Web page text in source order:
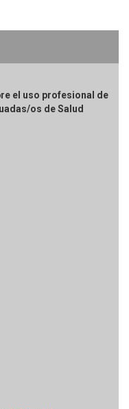
el uso profesional de
os de Salud